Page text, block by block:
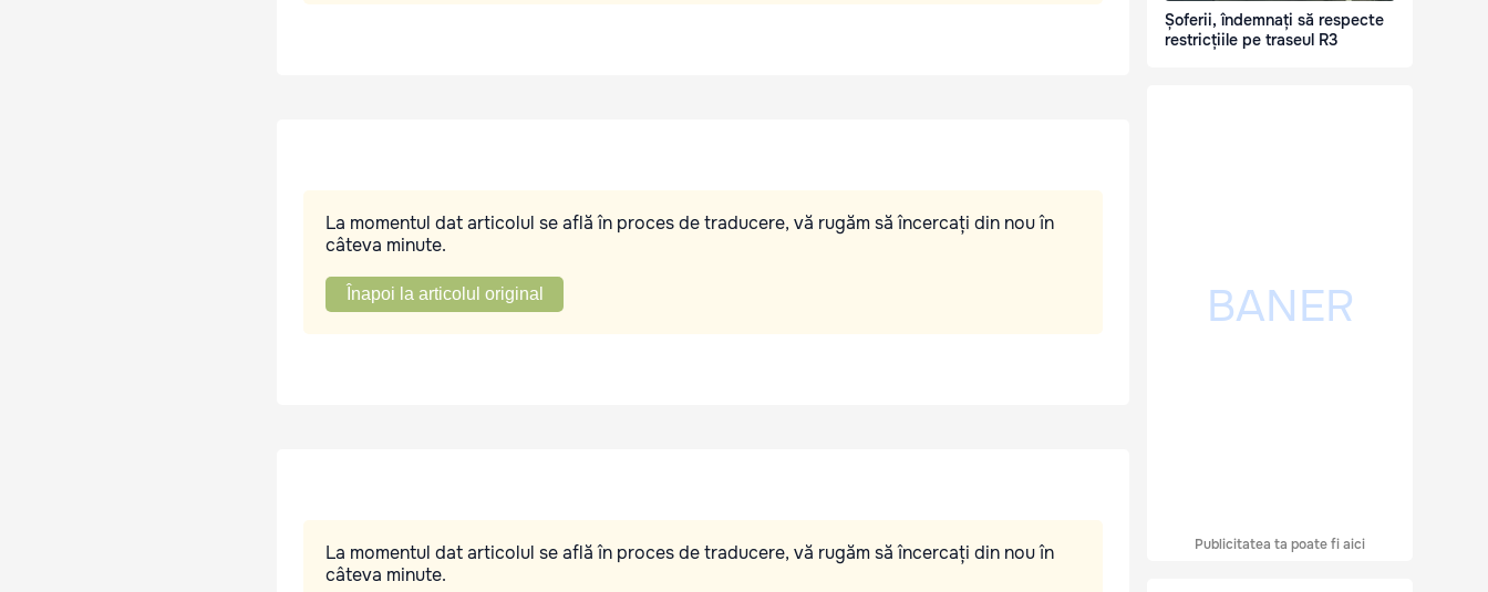
La momentul dat articolul se află în proces de traducere, vă rugăm să încercați din nou în
câteva minute.
Înapoi la articolul original
La momentul dat articolul se află în proces de traducere, vă rugăm să încercați din nou în
câteva minute.
Șoferii, îndemnați să respecte
restricțiile pe traseul R3
Publicitatea ta poate fi aici